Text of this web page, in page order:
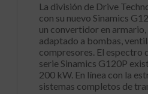
La división de Drive
con su nuevo Sinamics
un convertidor en
adaptado a bombas,
compresores. El espectro
serie Sinamics G120P
200 kW. En línea con la
sistemas completos de